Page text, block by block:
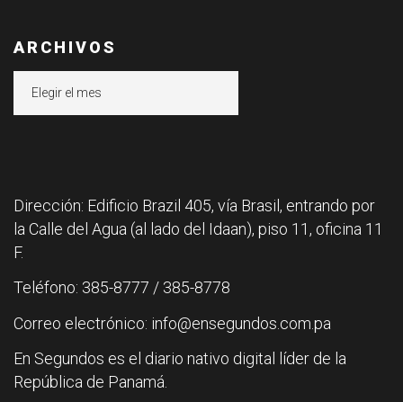
ARCHIVOS
Dirección: Edificio Brazil 405, vía Brasil, entrando por
la Calle del Agua (al lado del Idaan), piso 11, oficina 11
F.
Teléfono: 385-8777 / 385-8778
Correo electrónico: info@ensegundos.com.pa
En Segundos es el diario nativo digital líder de la
República de Panamá.